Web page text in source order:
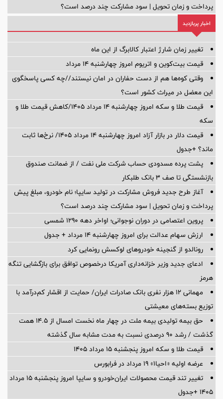
پرداخت و زمان تحویل | سود مشارکت چند درصد است؟
اخبار پربازدید
تغییر زمان شارژ اعتبار کالابرگ از این ماه
قیمت بیت‌کوین و اتریوم امروز چهارشنبه ۱۴ مرداد
وقتی کوه‌ها هم از دست حفاران در امان نیستند//چه کسی پاسخگوی
این معضل در میراث کشور است؟
قیمت طلا و سکه امروز چهارشنبه ۱۴ مرداد ۱۴۰۵/کاهش قیمت طلا و
سکه
قیمت دلار در بازار آزاد امروز چهارشنبه ۱۴ مرداد ۱۴۰۵/ نرخ‌ها ثابت
ماند؟ +جدول
پشت پرده‌ مسدودی حساب شرکت ملی نفت / از ضمانت صندوق
بازنشستگی تا صف ۳ بانک طلبکار
آغاز طرح جدید فروش مشارکت در تولید سایپا؛ نام خودرو، مبلغ پیش
پرداخت و زمان تحویل | سود مشارکت چند درصد است؟
پروین اعتصامی در دوران نوجوانی؛ اواخر دهه ۱۲۹۰ شمسی
ارزش سهام عدالت برای امروز چهارشنبه ۱۴ مرداد + جدول
رونالدو از گنجینه خودروهای لوکسش رونمایی کرد
ادعای جدید وزیر خزانه‌داری آمریکا درخصوص توافق برای بازگشایی تنگه
هرمز
مهمانی ۱۲ هزار نفری بانک صادرات ایران/ حمایت از اقشار کم‌درآمد با
توزیع بسته‌های معیشتی
حق بیمه تولیدی بیمه ملت در چهار ماه نخست امسال از 14.5 همت
گذشت / رشد 90 درصدی نسبت به مدت مشابه سال گذشته
قیمت طلا و سکه امروز پنجشنبه ۱۵ مرداد ۱۴۰۵
عرضه اولیه «احیا۱» ۱۹ مرداد در فرابورس
تغییر تند قیمت محصولات ایران‌خودرو و سایپا امروز پنجشنبه ۱۵ مرداد
۱۴۰۵ +جدول